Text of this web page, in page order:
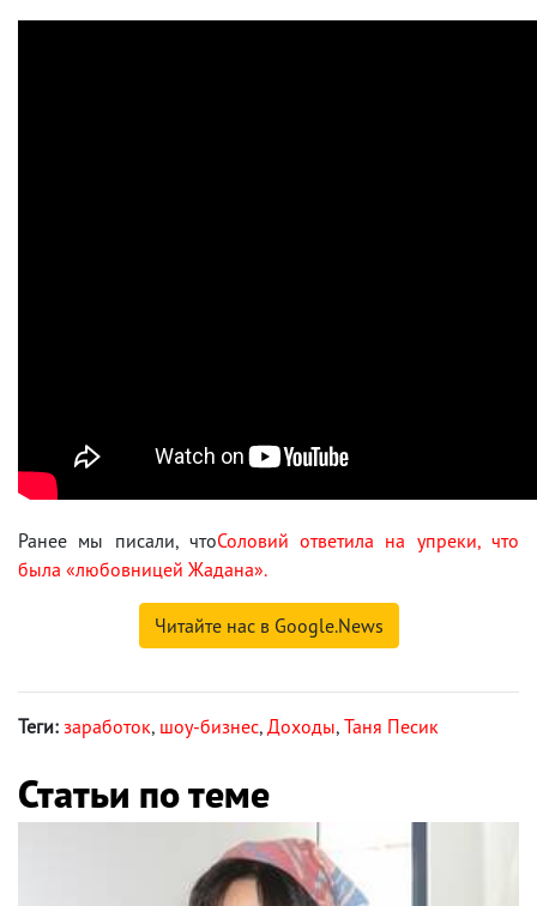
Ранее мы писали, чтоСоловий ответила на упреки, что
была «любовницей Жадана».
Читайте нас в Google.News
Теги: заработок, шоу-бизнес, Доходы, Таня Песик
Статьи по теме